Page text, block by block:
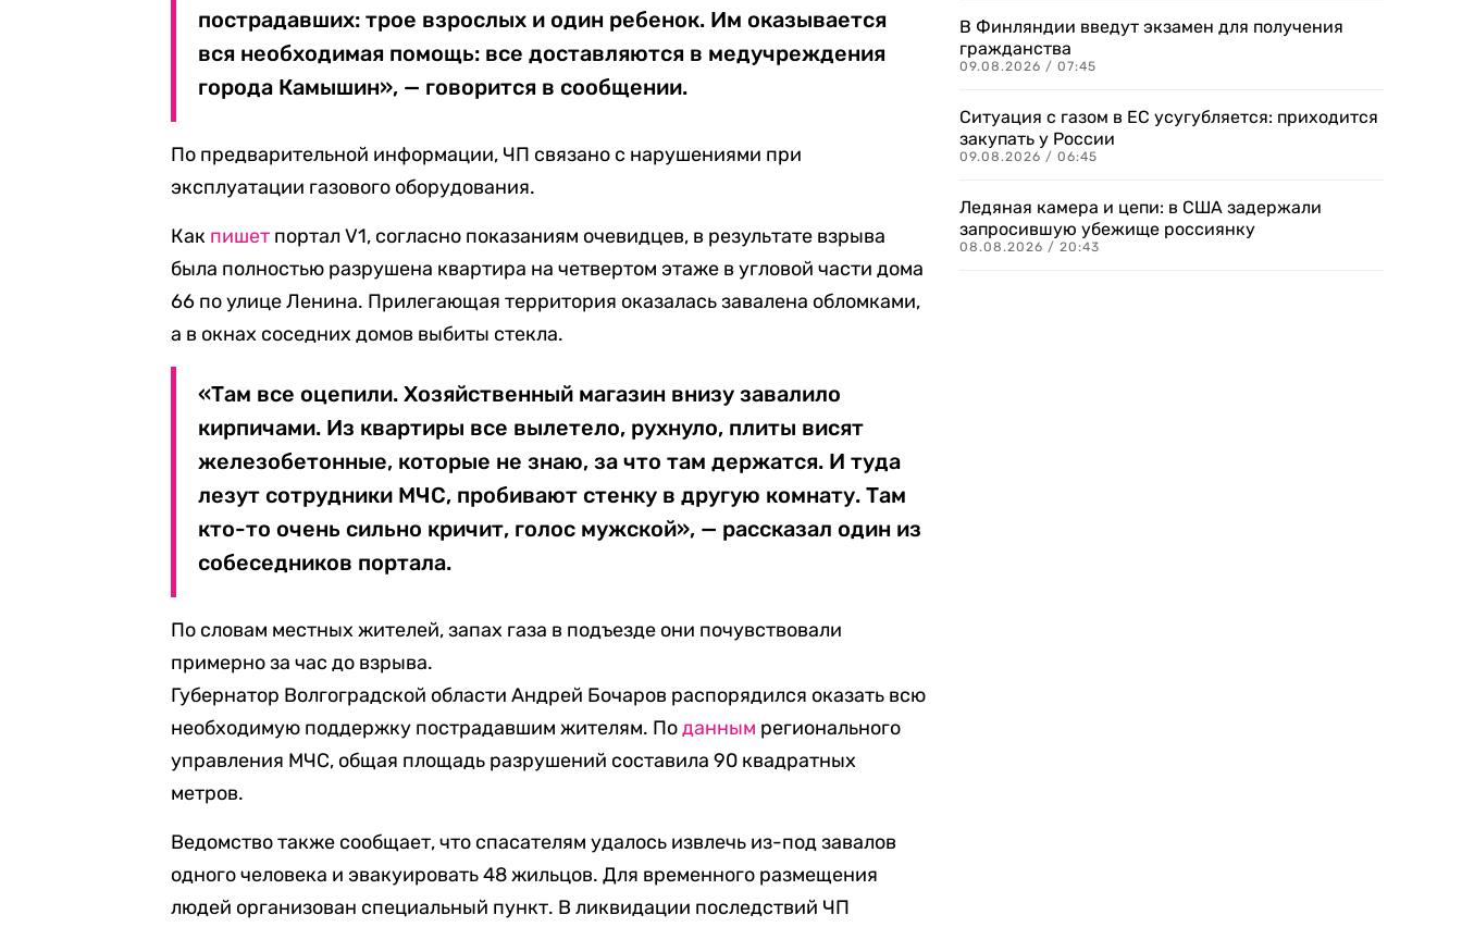
пострадавших: трое взрослых и один ребенок. Им оказывается
вся необходимая помощь: все доставляются в медучреждения
города Камышин», — говорится в сообщении.
По предварительной информации, ЧП связано с нарушениями при
эксплуатации газового оборудования.
Как пишет портал V1, согласно показаниям очевидцев, в результате взрыва
была полностью разрушена квартира на четвертом этаже в угловой части дома
66 по улице Ленина. Прилегающая территория оказалась завалена обломками,
а в окнах соседних домов выбиты стекла.
«Там все оцепили. Хозяйственный магазин внизу завалило
кирпичами. Из квартиры все вылетело, рухнуло, плиты висят
железобетонные, которые не знаю, за что там держатся. И туда
лезут сотрудники МЧС, пробивают стенку в другую комнату. Там
кто-то очень сильно кричит, голос мужской», — рассказал один из
собеседников портала.
По словам местных жителей, запах газа в подъезде они почувствовали
примерно за час до взрыва.
Губернатор Волгоградской области Андрей Бочаров распорядился оказать всю
необходимую поддержку пострадавшим жителям. Поданным регионального
управления МЧС, общая площадь разрушений составила 90 квадратных
метров.
Ведомство также сообщает, что спасателям удалось извлечь из-под завалов
одного человека и эвакуировать 48 жильцов. Для временного размещения
людей организован специальный пункт. В ликвидации последствий ЧП
В Финляндии введут экзамен для получения
гражданства
09.08.2026 / 07:45
Ситуация с газом в ЕС усугубляется: приходится
закупать у России
09.08.2026 / 06:45
Ледяная камера и цепи: в США задержали
запросившую убежище россиянку
08.08.2026 / 20:43